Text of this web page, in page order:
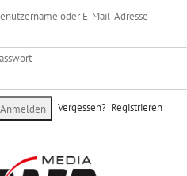
oder E-Mail-Adresse
Vergessen? Registrieren